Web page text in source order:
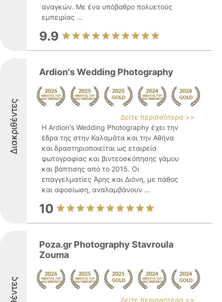
αναγκών. Με ένα υπόβαθρο πολυετούς
εμπειρίας ...
9.9
Διακριθέντες
Ardion's Wedding Photography
Δείτε περισσότερα >>
Η Ardion's Wedding Photography έχει την
έδρα της στην Καλαμάτα και την Αθήνα
και δραστηριοποιείται ως εταιρεία
φωτογραφίας και βιντεοσκόπησης γάμου
και βάπτισης από το 2015. Οι
επαγγελματίες Άρης και Διόνη, με πάθος
και αφοσίωση, αναλαμβάνουν ...
10
Poza.gr Photography Stavroula
Zouma
Δείτε περισσότερα >>